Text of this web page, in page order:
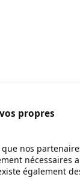
error: a client-
propres
nos
nécessaires
également